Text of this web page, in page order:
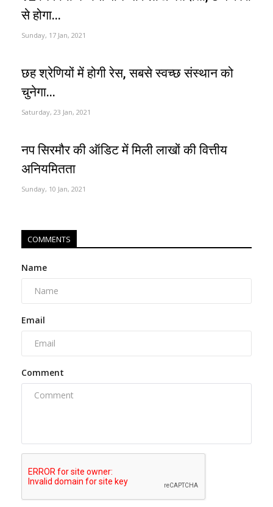
से होगा...
Sunday, 17 Jan, 2021
छह श्रेणियों में होगी रेस, सबसे स्वच्छ संस्थान को
चुनेगा...
Saturday, 23 Jan, 2021
नप सिरमौर की ऑडिट में मिली लाखों की वित्तीय
अनियमितता
Sunday, 10 Jan, 2021
COMMENTS
Name
Email
Comment